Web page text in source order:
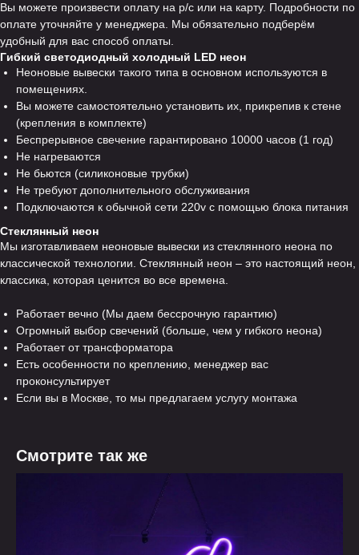
Вы можете произвести оплату на р/с или на карту. Подробности по
оплате уточняйте у менеджера. Мы обязательно подберём
удобный для вас способ оплаты.
Гибкий светодиодный холодный LED неон
Неоновые вывески такого типа в основном используются в
помещениях.
Вы можете самостоятельно установить их, прикрепив к стене
(крепления в комплекте)
Беспрерывное свечение гарантировано 10000 часов (1 год)
Не нагреваются
Не бьются (силиконовые трубки)
Не требуют дополнительного обслуживания
Подключаются к обычной сети 220v с помощью блока питания
Стеклянный неон
Мы изготавливаем неоновые вывески из стеклянного неона по
классической технологии. Стеклянный неон – это настоящий неон,
классика, которая ценится во все времена.
Работает вечно (Мы даем бессрочную гарантию)
Огромный выбор свечений (больше, чем у гибкого неона)
Работает от трансформатора
Есть особенности по креплению, менеджер вас
проконсультирует
Если вы в Москве, то мы предлагаем услугу монтажа
Смотрите так же